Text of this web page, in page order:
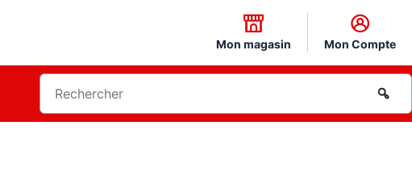
Mon magasin Mon Compte